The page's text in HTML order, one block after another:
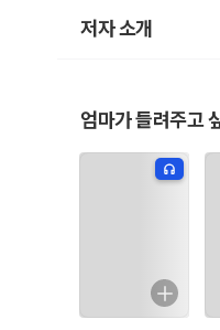
저자 소개
엄마가 들려주고